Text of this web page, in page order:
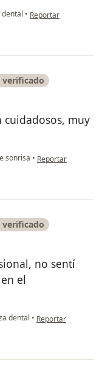
dental • en opinión del usuario
Reportar
cuidadosos, muy
sonrisa • en opinión del
Reportar
no sentí
el
dental • en opinión del
Reportar